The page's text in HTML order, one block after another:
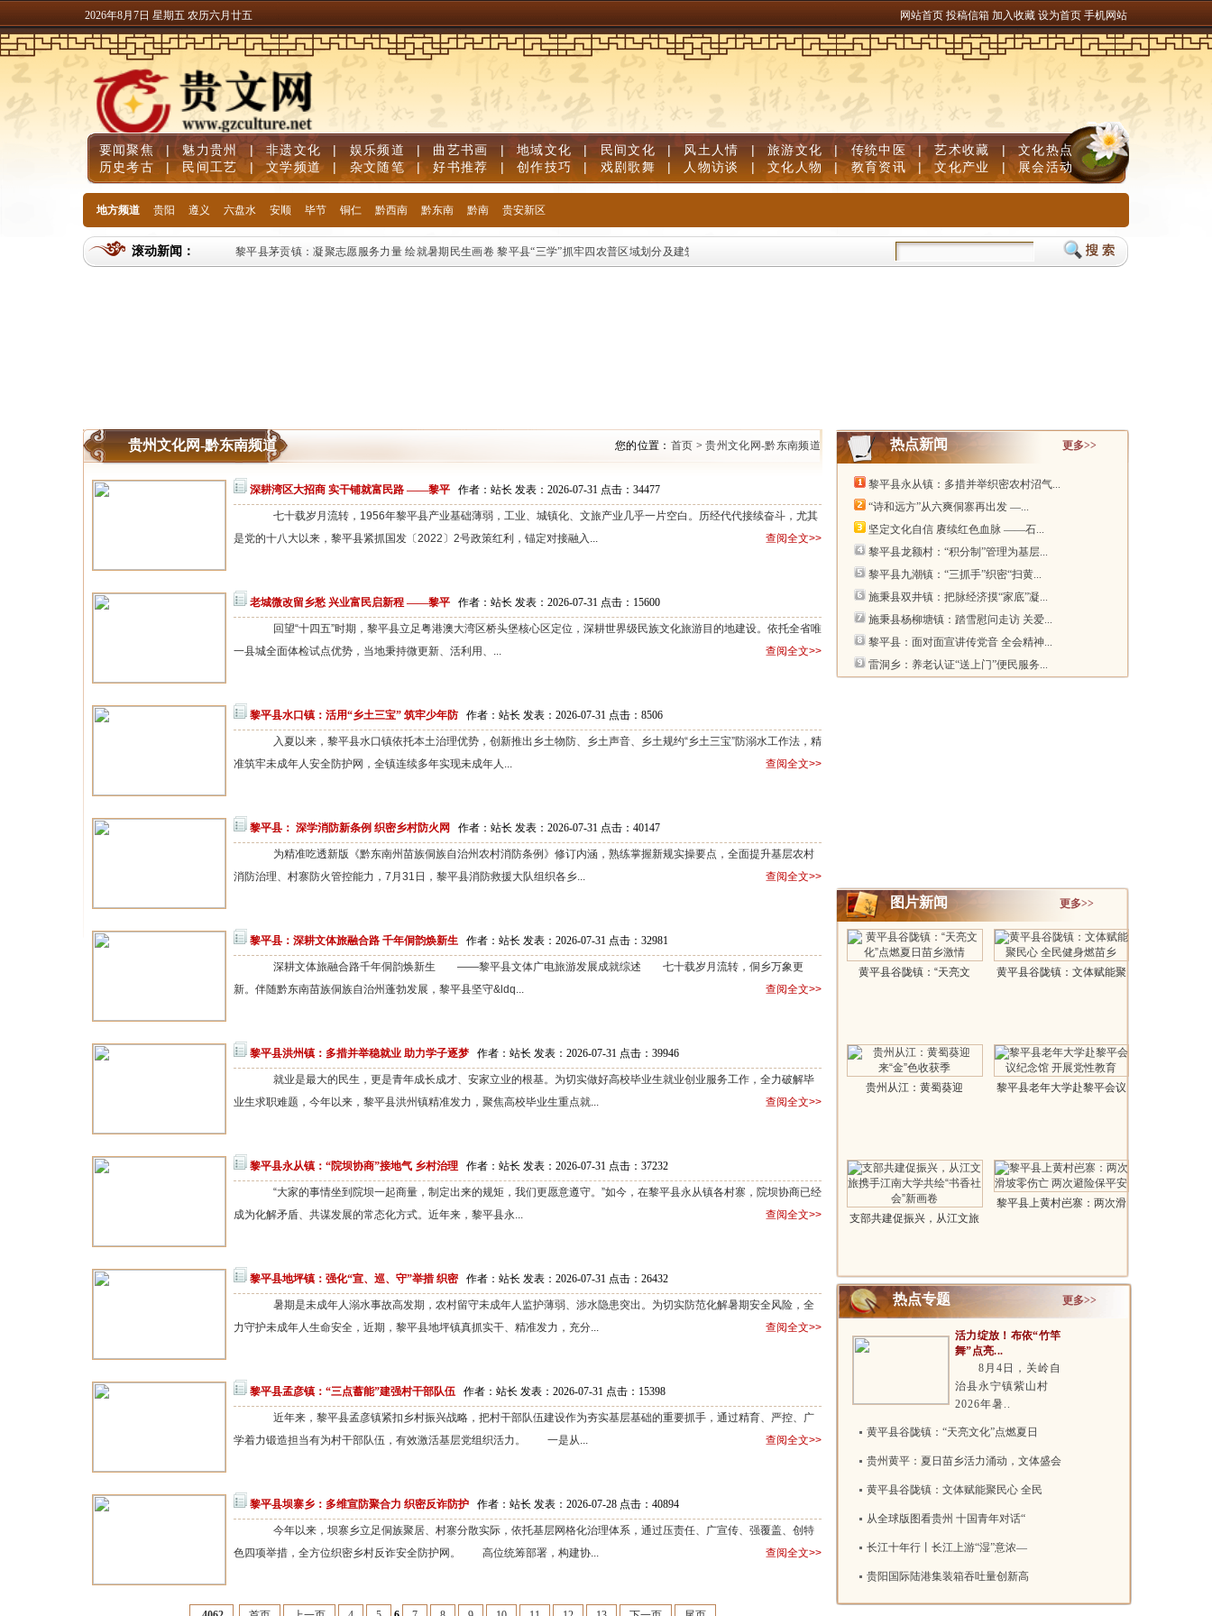
2026年8月7日 星期五 农历六月廿五 网站首页 投稿信箱 加入收藏 设为首页 手机网站
要闻聚焦 | 魅力贵州 | 非遗文化 | 娱乐频道 | 曲艺书画 | 地域文化 | 民间文化 | 风土人情 | 旅游文化 | 传统中医 | 艺术收藏 | 文化热点
历史考古
| 民间工艺 | 文学频道 | 杂文随笔 | 好书推荐 | 创作技巧 | 戏剧歌舞 | 人物访谈 | 文化人物 | 教育资讯 | 文化产业 | 展会活动
地方频道 贵阳 遵义 六盘水 安顺 毕节 铜仁 黔西南 黔东南 黔南 贵安新区
滚动新闻： 黎平县茅贡镇：凝聚志愿服务力量 绘就暑期民生画卷 黎平县“三学”抓牢四农普区域划分及建筑物标绘培训工作 黎平县：小小农家书屋 点亮乡
贵州文化网-黔东南频道 您的位置： 首页 >贵州文化网-黔东南频道
深耕湾区大招商 实干铺就富民路 ——黎平 作者：站长 发表：2026-07-31 点击： 34477
七十载岁月流转，1956年黎平县产业基础薄弱，工业、城镇化、文旅产业几乎一片空白。历经代代接续奋斗，尤其
是党的十八大以来，黎平县紧抓国发〔2022〕2号政策红利，锚定对接融入...
查阅全文>>
老城微改留乡愁 兴业富民启新程 ——黎平 作者：站长 发表：2026-07-31 点击： 15600
回望“十四五”时期，黎平县立足粤港澳大湾区桥头堡核心区定位，深耕世界级民族文化旅游目的地建设。依托全省唯
一县城全面体检试点优势，当地秉持微更新、活利用、...
查阅全文>>
黎平县水口镇：活用“乡土三宝” 筑牢少年防 作者：站长 发表：2026-07-31 点击： 8506
入夏以来，黎平县水口镇依托本土治理优势，创新推出乡土物防、乡土声音、乡土规约“乡土三宝”防溺水工作法，精
准筑牢未成年人安全防护网，全镇连续多年实现未成年人...
查阅全文>>
黎平县： 深学消防新条例 织密乡村防火网 作者：站长 发表：2026-07-31 点击： 40147
为精准吃透新版《黔东南州苗族侗族自治州农村消防条例》修订内涵，熟练掌握新规实操要点，全面提升基层农村
消防治理、村寨防火管控能力，7月31日，黎平县消防救援大队组织各乡...
查阅全文>>
黎平县：深耕文体旅融合路 千年侗韵焕新生 作者：站长 发表：2026-07-31 点击： 32981
深耕文体旅融合路千年侗韵焕新生 ——黎平县文体广电旅游发展成就综述 七十载岁月流转，侗乡万象更
新。伴随黔东南苗族侗族自治州蓬勃发展，黎平县坚守&ldq...
查阅全文>>
黎平县洪州镇：多措并举稳就业 助力学子逐梦 作者：站长 发表：2026-07-31 点击： 39946
就业是最大的民生，更是青年成长成才、安家立业的根基。为切实做好高校毕业生就业创业服务工作，全力破解毕
业生求职难题，今年以来，黎平县洪州镇精准发力，聚焦高校毕业生重点就...
查阅全文>>
黎平县永从镇：“院坝协商”接地气 乡村治理 作者：站长 发表：2026-07-31 点击： 37232
“大家的事情坐到院坝一起商量，制定出来的规矩，我们更愿意遵守。”如今，在黎平县永从镇各村寨，院坝协商已经
成为化解矛盾、共谋发展的常态化方式。近年来，黎平县永...
查阅全文>>
黎平县地坪镇：强化“宣、巡、守”举措 织密 作者：站长 发表：2026-07-31 点击： 26432
暑期是未成年人溺水事故高发期，农村留守未成年人监护薄弱、涉水隐患突出。为切实防范化解暑期安全风险，全
力守护未成年人生命安全，近期，黎平县地坪镇真抓实干、精准发力，充分...
查阅全文>>
黎平县孟彦镇：“三点蓄能”建强村干部队伍 作者：站长 发表：2026-07-31 点击： 15398
近年来，黎平县孟彦镇紧扣乡村振兴战略，把村干部队伍建设作为夯实基层基础的重要抓手，通过精育、严控、广
学着力锻造担当有为村干部队伍，有效激活基层党组织活力。 一是从...
查阅全文>>
黎平县坝寨乡：多维宣防聚合力 织密反诈防护 作者：站长 发表：2026-07-28 点击： 40894
今年以来，坝寨乡立足侗族聚居、村寨分散实际，依托基层网格化治理体系，通过压责任、广宣传、强覆盖、创特
色四项举措，全方位织密乡村反诈安全防护网。 高位统筹部署，构建协...
查阅全文>>
热点新闻 更多>>
黎平县永从镇：多措并举织密农村沼气...
“诗和远方”从六爽侗寨再出发 —...
坚定文化自信 赓续红色血脉 ——石...
黎平县龙额村：“积分制”管理为基层...
黎平县九潮镇：“三抓手”织密“扫黄...
施秉县双井镇：把脉经济摸“家底”凝...
施秉县杨柳塘镇：踏雪慰问走访 关爱...
黎平县：面对面宣讲传党音 全会精神...
雷洞乡：养老认证“送上门”便民服务...
图片新闻 更多>>
黄平县谷陇镇：“天亮文
黄平县谷陇镇：文体赋能聚
贵州从江：黄蜀葵迎
黎平县老年大学赴黎平会议
支部共建促振兴，从江文旅
黎平县上黄村岜寨：两次滑
热点专题 更多>>
活力绽放！布依“竹竿
舞”点亮...
8月4日，关岭自
治县永宁镇紫山村
2026年暑..
黄平县谷陇镇：“天亮文化”点燃夏日
贵州黄平：夏日苗乡活力涌动，文体盛会
黄平县谷陇镇：文体赋能聚民心 全民
从全球版图看贵州 十国青年对话“
长江十年行丨长江上游“湿”意浓—
贵阳国际陆港集装箱吞吐量创新高